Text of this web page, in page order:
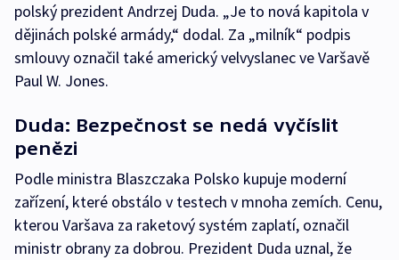
polský prezident Andrzej Duda. „Je to nová kapitola v
dějinách polské armády,“ dodal. Za „milník“ podpis
smlouvy označil také americký velvyslanec ve Varšavě
Paul W. Jones.
Duda: Bezpečnost se nedá vyčíslit
penězi
Podle ministra Blaszczaka Polsko kupuje moderní
zařízení, které obstálo v testech v mnoha zemích. Cenu,
kterou Varšava za raketový systém zaplatí, označil
ministr obrany za dobrou. Prezident Duda uznal, že